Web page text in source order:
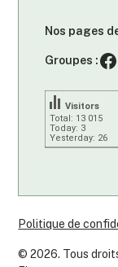
Nos pages
Groupes :
Total: 13 015
Today: 3
Yesterday: 26
Visitors
©2026. Tous
Politique de